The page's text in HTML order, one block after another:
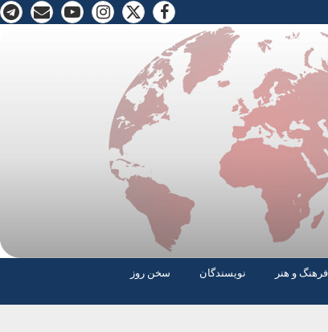
فرهنگ و هنر نویسندگان
سخن روز